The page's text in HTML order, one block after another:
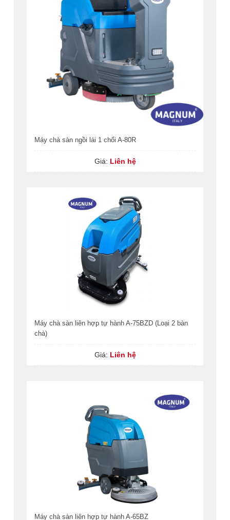
Máy chà sàn ngồi lái 1 chổi A-80R
Giá: Liên hệ
Máy chà sàn liên hợp tự hành A-75BZD (Loại 2 bàn
chà)
Giá: Liên hệ
Máy chà sàn liên hợp tự hành A-65BZ